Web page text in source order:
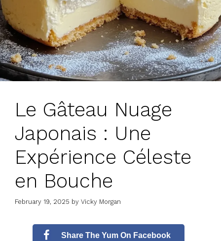
Le Gâteau Nuage
Japonais : Une
Expérience Céleste
en Bouche
February 19, 2025 by Vicky Morgan
Share The Yum On Facebook